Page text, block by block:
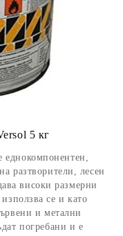
5 кг
еднокомпонентен,
разтворители, лесен
високи размерни
се и като
и метални
погребани и е